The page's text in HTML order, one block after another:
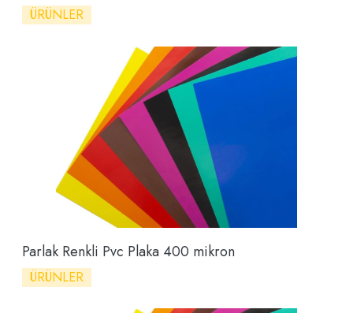
ÜRÜNLER
Parlak Renkli Pvc Plaka 400 mikron
ÜRÜNLER